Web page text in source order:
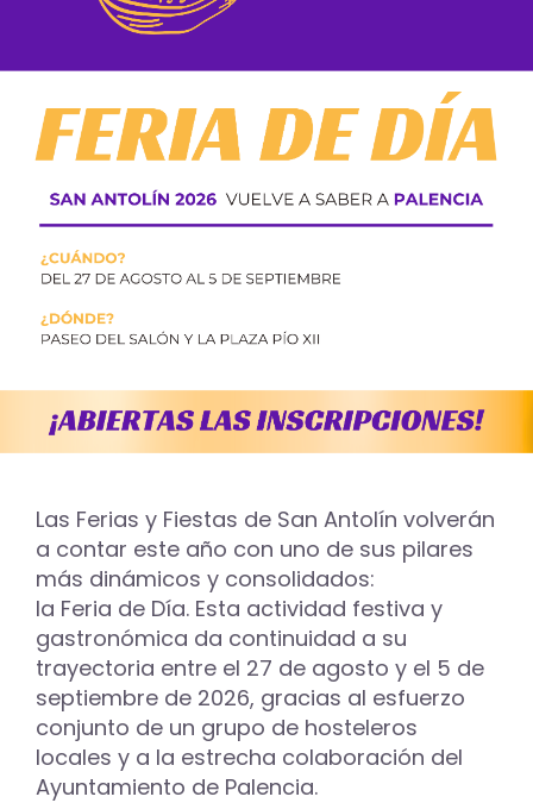
Las Ferias y Fiestas de San Antolín volverán
a contar este año con uno de sus pilares
más dinámicos y consolidados:
la Feria de Día. Esta actividad festiva y
gastronómica da continuidad a su
trayectoria entre el 27 de agosto y el 5 de
septiembre de 2026, gracias al esfuerzo
conjunto de un grupo de hosteleros
locales y a la estrecha colaboración del
Ayuntamiento de Palencia.